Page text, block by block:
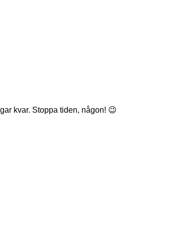
kvar. Stoppa tiden, någon! 😉